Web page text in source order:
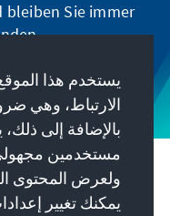
bleiben Sie immer
مهمتنا
يستخدم هذا
الارتباط، وهي
بالإضافة إلى ذلك،
مستخدمين مجهولي
ولعرض المحتوى
يمكنك تغيير